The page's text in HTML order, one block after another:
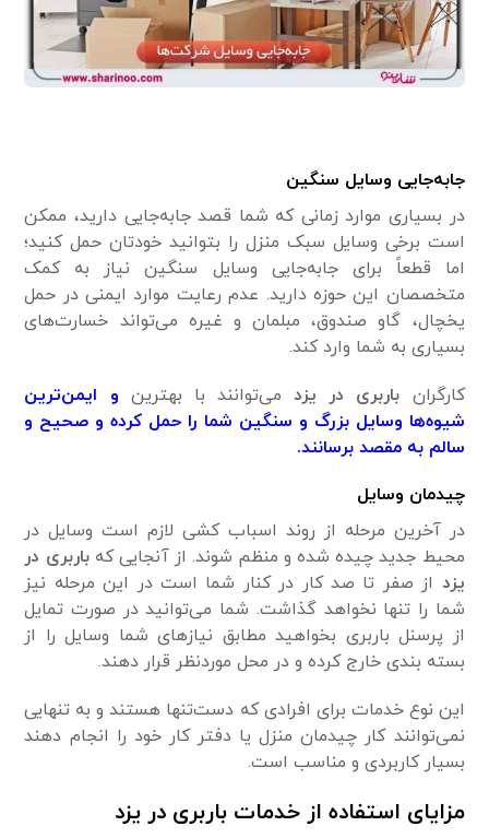
جابه‌جایی وسایل سنگین
در بسیاری موارد زمانی که شما قصد جابه‌جایی دارید، ممکن
است برخی وسایل سبک منزل را بتوانید خودتان حمل کنید؛
اما قطعاً برای جابه‌جایی وسایل سنگین نیاز به کمک
متخصصان این حوزه دارید. عدم رعایت موارد ایمنی در حمل
یخچال، گاو صندوق، مبلمان و غیره می‌تواند خسارت‌های
بسیاری به شما وارد کند.
کارگران باربری در یزد می‌توانند با بهترین و ایمن‌ترین
شیوه‌ها وسایل بزرگ و سنگین شما را حمل کرده و صحیح و
سالم به مقصد برسانند.
چیدمان وسایل
در آخرین مرحله از روند اسباب کشی لازم است وسایل در
محیط جدید چیده شده و منظم شوند. از آنجایی کهباربری در
یزد از صفر تا صد کار در کنار شما است در این مرحله نیز
شما را تنها نخواهد گذاشت. شما می‌توانید در صورت تمایل
از پرسنل باربری بخواهید مطابق نیاز‌های شما وسایل را از
بسته بندی خارج کرده و در محل موردنظر قرار دهند.
این نوع خدمات برای افرادی که دست‌تنها هستند و به تنهایی
نمی‌توانند کار چیدمان منزل یا دفتر کار خود را انجام دهند
بسیار کاربردی و مناسب است.
مزایای استفاده از خدمات باربری در یزد